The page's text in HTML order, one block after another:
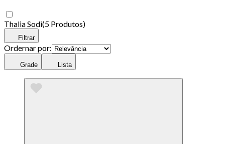
Thalia Sodi(5 Produtos)
Filtrar
Ordernar por:
Grade Lista